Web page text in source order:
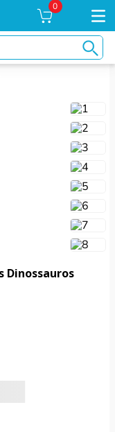
0
:)
Dinossauros
BUSCADOS